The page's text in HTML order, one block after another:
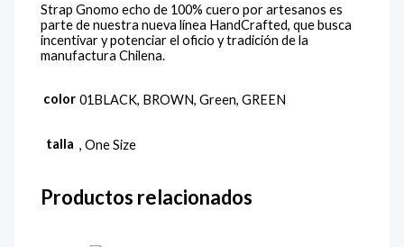
Strap Gnomo echo de 100% cuero por artesanos es
parte de nuestra nueva línea HandCrafted, que busca
incentivar y potenciar el oficio y tradición de la
manufactura Chilena.
color 01BLACK, BROWN, Green, GREEN
talla , One Size
Productos relacionados